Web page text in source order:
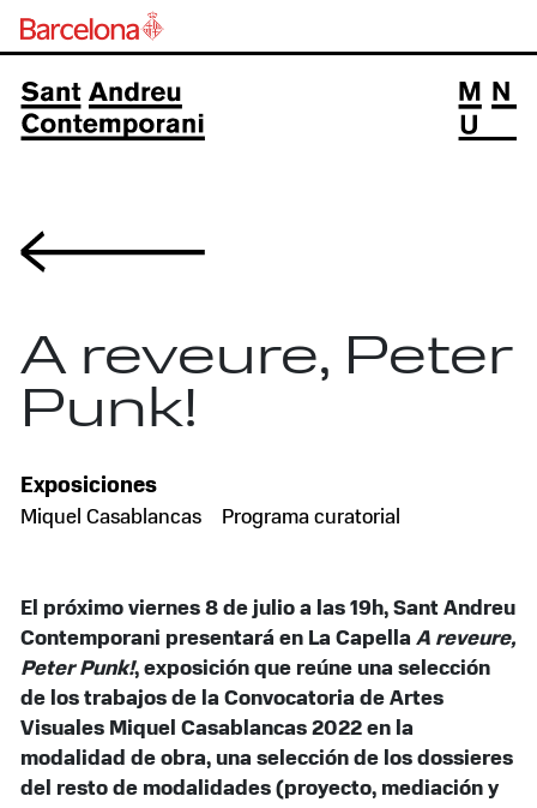
A reveure, Peter
Punk!
Exposiciones
Miquel Casablancas
Programa curatorial
El próximo viernes 8 de julio a las 19h, Sant Andreu
Contemporani presentará en La CapellaA reveure,
Peter Punk!, exposición que reúne una selección
de los trabajos de la Convocatoria de Artes
Visuales Miquel Casablancas 2022 en la
modalidad de obra, una selección de los dossieres
del resto de modalidades (proyecto, mediación y